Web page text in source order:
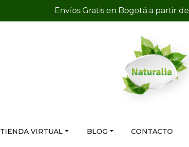
Envíos Gratis en Bogotá a partir de
TIENDA VIRTUAL BLOG CONTACTO